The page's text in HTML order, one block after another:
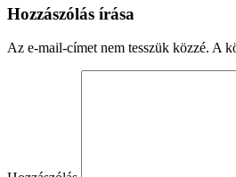
Hozzászólás írása
Az e-mail-címet nem tesszük közzé. A